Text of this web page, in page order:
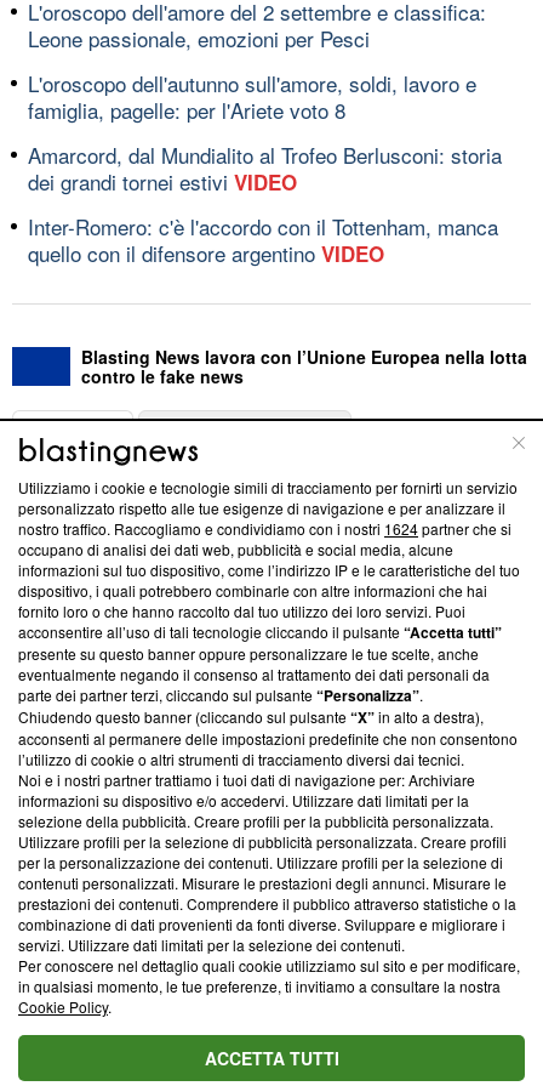
L'oroscopo dell'amore del 2 settembre e classifica:
Leone passionale, emozioni per Pesci
L'oroscopo dell'autunno sull'amore, soldi, lavoro e
famiglia, pagelle: per l'Ariete voto 8
Amarcord, dal Mundialito al Trofeo Berlusconi: storia
dei grandi tornei estivi VIDEO
Inter-Romero: c'è l'accordo con il Tottenham, manca
quello con il difensore argentino VIDEO
Blasting News lavora con l’Unione Europea nella lotta
contro le fake news
ABOUT
Questa sezione offre informazioni trasparenti su Blasting
News, sui nostri processi editoriali e su come ci impegniamo a
creare news di qualità. Inoltre, afferma la nostra aderenza a
‘Trust Project - News with Integrity’Blasting News non è
ancora membro del programma, ma ha richiesto di farne
parte; Trust Project non ha ancora effettuato una verifica di
conformità agli standard.
Su di noi
Team editoriale
Corporate
Redazione
Informativa Privacy
Cookie Policy
Blasting SA, IDI CHE-247.845.224, Via Carlo Frasca, 3 - 6900
Lugano (Svizzera) Tel:+39 0690258937
© 2026 Blasting News
Utilizziamo i cookie e tecnologie simili di tracciamento per fornirti un servizio
personalizzato rispetto alle tue esigenze di navigazione e per analizzare il
nostro traffico. Raccogliamo e condividiamo con i nostri 1624partner che si
occupano di analisi dei dati web, pubblicità e social media, alcune
informazioni sul tuo dispositivo, come l’indirizzo IP e le caratteristiche del tuo
dispositivo, i quali potrebbero combinarle con altre informazioni che hai
fornito loro o che hanno raccolto dal tuo utilizzo dei loro servizi. Puoi
acconsentire all’uso di tali tecnologie cliccando il pulsante“Accetta tutti”
presente su questo banner oppure personalizzare le tue scelte, anche
eventualmente negando il consenso al trattamento dei dati personali da
parte dei partner terzi, cliccando sul pulsante“Personalizza”.
Chiudendo questo banner (cliccando sul pulsante“X”in alto a destra),
acconsenti al permanere delle impostazioni predefinite che non consentono
l’utilizzo di cookie o altri strumenti di tracciamento diversi dai tecnici.
Noi e i nostri partner trattiamo i tuoi dati di navigazione per: Archiviare
informazioni su dispositivo e/o accedervi. Utilizzare dati limitati per la
selezione della pubblicità. Creare profili per la pubblicità personalizzata.
Utilizzare profili per la selezione di pubblicità personalizzata. Creare profili
per la personalizzazione dei contenuti. Utilizzare profili per la selezione di
contenuti personalizzati. Misurare le prestazioni degli annunci. Misurare le
prestazioni dei contenuti. Comprendere il pubblico attraverso statistiche o la
combinazione di dati provenienti da fonti diverse. Sviluppare e migliorare i
servizi. Utilizzare dati limitati per la selezione dei contenuti.
Per conoscere nel dettaglio quali cookie utilizziamo sul sito e per modificare,
in qualsiasi momento, le tue preferenze, ti invitiamo a consultare la nostra
Cookie Policy.
ACCETTA TUTTI